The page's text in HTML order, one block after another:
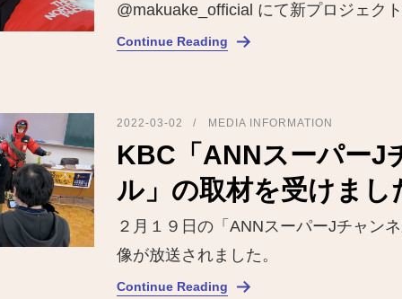
@makuake_official にて新プロジェク
Continue Reading
2022-03-02 MEDIA INFORMATION
KBC「ANNスーパーJ
ル」の取材を受けまし
２月１９日の「ANNスーパーJチャン
像が放送されました。
Continue Reading